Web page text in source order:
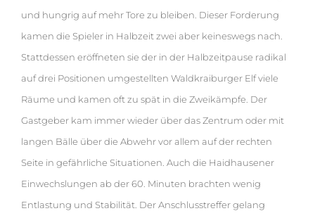
und hungrig auf mehr Tore zu bleiben. Dieser Forderung
kamen die Spieler in Halbzeit zwei aber keineswegs nach.
Stattdessen eröffneten sie der in der Halbzeitpause radikal
auf drei Positionen umgestellten Waldkraiburger Elf viele
Räume und kamen oft zu spät in die Zweikämpfe. Der
Gastgeber kam immer wieder über das Zentrum oder mit
langen Bälle über die Abwehr vor allem auf der rechten
Seite in gefährliche Situationen. Auch die Haidhausener
Einwechslungen ab der 60. Minuten brachten wenig
Entlastung und Stabilität. Der Anschlusstreffer gelang